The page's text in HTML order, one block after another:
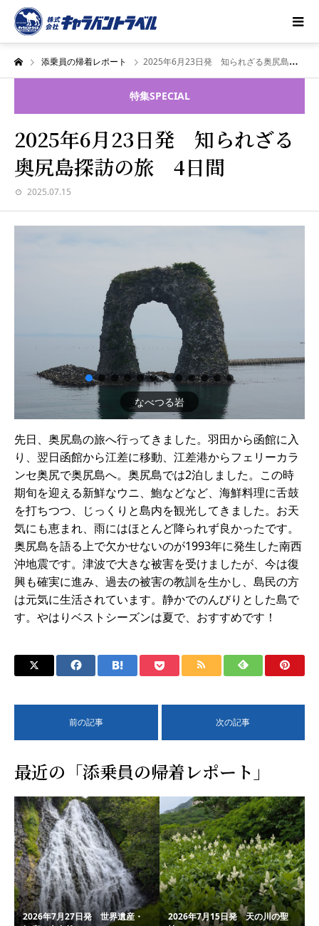
添乗員の帰着レポート 2025年6月23日発 知られざる奥尻島探訪の旅 4日間
特集SPECIAL
2025年6月23日発 知られざる
奥尻島探訪の旅 4日間
2025.07.15
なべつる岩
先日、奥尻島の旅へ行ってきました。羽田から函館に入
り、翌日函館から江差に移動、江差港からフェリーカラ
ンセ奥尻で奥尻島へ。奥尻島では2泊しました。この時
期旬を迎える新鮮なウニ、鮑などなど、海鮮料理に舌鼓
を打ちつつ、じっくりと島内を観光してきました。お天
気にも恵まれ、雨にはほとんど降られず良かったです。
奥尻島を語る上で欠かせないのが1993年に発生した南西
沖地震です。津波で大きな被害を受けましたが、今は復
興も確実に進み、過去の被害の教訓を生かし、島民の方
は元気に生活されています。静かでのんびりとした島で
す。やはりベストシーズンは夏で、おすすめです！
前の記事 次の記事
最近の「添乗員の帰着レポート」
2026年7月27日発 世界遺産・
2026年7月15日発 天の川の聖